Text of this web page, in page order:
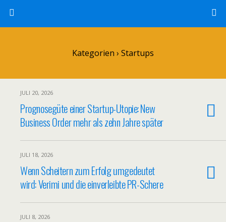
Kategorien › Startups
JULI 20, 2026
Prognosegüte einer Startup-Utopie: New
Business Order mehr als zehn Jahre später
JULI 18, 2026
Wenn Scheitern zum Erfolg umgedeutet
wird: Verimi und die einverleibte PR-Schere
JULI 8, 2026